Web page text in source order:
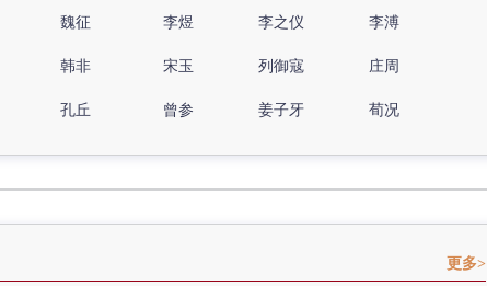
魏征 李煜 李之仪 李溥
韩非 宋玉 列御寇 庄周
孔丘 曾参 姜子牙 荀况
更多>